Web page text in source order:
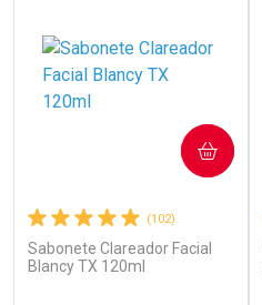
(102)
Sabonete Clareador Facial
Blancy TX 120ml
COMPRAR